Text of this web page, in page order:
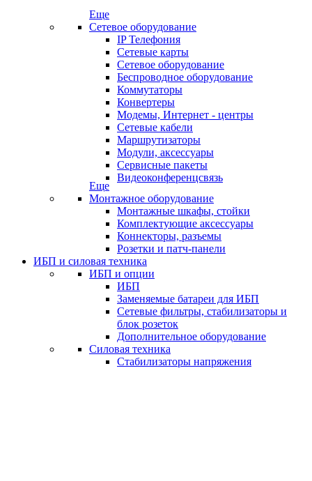
Еще
Сетевое оборудование
IP Телефония
Сетевые карты
Сетевое оборудование
Беспроводное оборудование
Коммутаторы
Конвертеры
Модемы, Интернет - центры
Сетевые кабели
Маршрутизаторы
Модули, аксессуары
Сервисные пакеты
Видеоконференцсвязь
Еще
Монтажное оборудование
Монтажные шкафы, стойки
Комплектующие аксессуары
Коннекторы, разъемы
Розетки и патч-панели
ИБП и силовая техника
ИБП и опции
ИБП
Заменяемые батареи для ИБП
Сетевые фильтры, стабилизаторы и
блок розеток
Дополнительное оборудование
Силовая техника
Стабилизаторы напряжения